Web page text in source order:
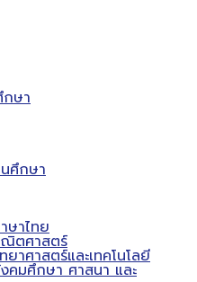
กษา
ศึกษา
ษาไทย
ณิตศาสตร์
ยาศาสตร์และเทคโนโลยี
คมศึกษา ศาสนา และ